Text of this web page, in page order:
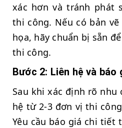
xác hơn và tránh phát
thi công. Nếu có bản
họa, hãy chuẩn bị sẵn
thi công.
Bước 2: Liên hệ và
Sau khi xác định rõ nhu
hệ từ 2-3 đơn vị thi
Yêu cầu báo giá chi tiết